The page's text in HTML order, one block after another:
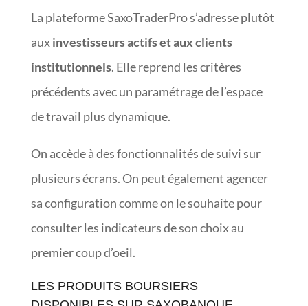
La plateforme SaxoTraderPro s’adresse plutôt
auxinvestisseurs actifs et aux clients
institutionnels. Elle reprend les critères
précédents avec un paramétrage de l’espace
de travail plus dynamique.
On accède à des fonctionnalités de suivi sur
plusieurs écrans. On peut également agencer
sa configuration comme on le souhaite pour
consulter les indicateurs de son choix au
premier coup d’oeil.
LES PRODUITS BOURSIERS